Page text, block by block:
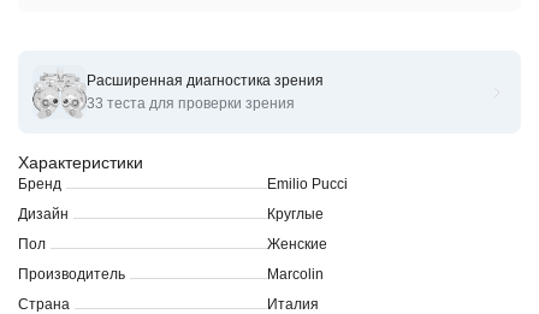
Оправы для очков корригирующих Emilio Pucci EP 5240 51
Характеристики
Бренд
Emilio Pucci
Дизайн
Круглые
Пол
Женские
Производитель
Marcolin
Страна
Италия
Расширенная диагностика зрения
33 теста для проверки зрения